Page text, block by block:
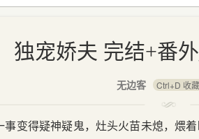
独宠娇夫 完结+番
无边客 Ctrl+D 收
事变得疑神疑鬼，灶头火苗未熄，煨